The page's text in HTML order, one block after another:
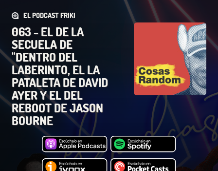
EL PODCAST FRIKI
063 - EL DE LA
SECUELA DE
"DENTRO DEL
LABERINTO, EL LA
PATALETA DE DAVID
AYER Y EL DEL
REBOOT DE JASON
BOURNE